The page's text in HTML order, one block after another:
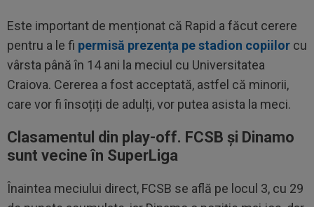
Este important de menționat că Rapid a făcut cerere
pentru a le fi permisă prezența pe stadion copiilor cu
vârsta până în 14 ani la meciul cu Universitatea
Craiova. Cererea a fost acceptată, astfel că minorii,
care vor fi însoțiți de adulți, vor putea asista la meci.
Clasamentul din play-off. FCSB și Dinamo
sunt vecine în SuperLiga
Înaintea meciului direct, FCSB se află pe locul 3, cu 29